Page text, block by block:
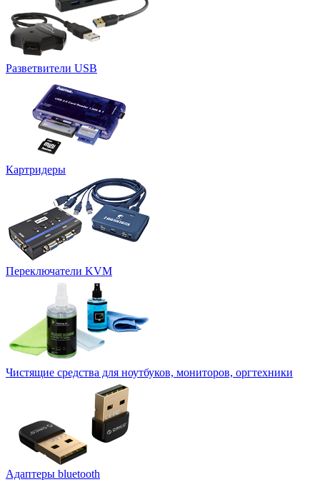
Разветвители USB
Картридеры
Переключатели KVM
Чистящие средства для ноутбуков, мониторов, оргтехники
Адаптеры bluetooth